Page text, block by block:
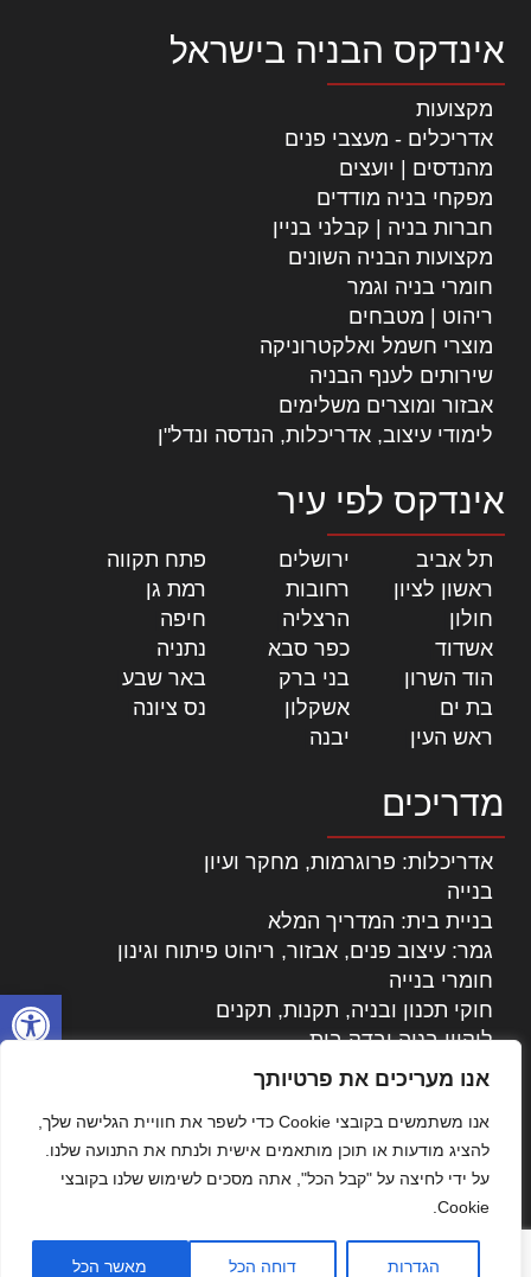
פתח
אנו מעריכים את פרטיותך
אנו משתמשים בקובצי Cookie כדי לשפר את חוויית הגלישה שלך,
להציג מודעות או תוכן מותאמים אישית ולנתח את התנועה שלנו.
על ידי לחיצה על "קבל הכל", אתה מסכים לשימוש שלנו בקובצי
Cookie.
הגדרות דוחה הכל מאשר הכל
אינדקס הבניה בישראל
מקצועות
אדריכלים - מעצבי פנים
מהנדסים | יועצים
מפקחי בניה מודדים
חברות בניה | קבלני בניין
מקצועות הבניה השונים
חומרי בניה וגמר
ריהוט | מטבחים
מוצרי חשמל ואלקטרוניקה
שירותים לענף הבניה
אבזור ומוצרים משלימים
לימודי עיצוב, אדריכלות, הנדסה ונדל"ן
אינדקס לפי עיר
תל אביב ירושלים פתח תקווה
ראשון לציון
רחובות רמת גן
חולון
הרצליה חיפה
אשדוד
כפר סבא נתניה
הוד השרון
בני ברק באר שבע
בת ים
אשקלון נס ציונה
ראש העין
יבנה
מדריכים
אדריכלות: פרוגרמות, מחקר ועיון
בנייה
בניית בית: המדריך המלא
גמר: עיצוב פנים, אבזור, ריהוט פיתוח וגינון
חומרי בנייה
חוקי תכנון ובניה, תקנות, תקנים
ליקויי בניה ובדק בית
נדל"ן: זכויות, אגרות ועסקאות
עקרונות ניהול אחזקה מתקדמות
צילום אדריכלי
שיווק נדלן
שיטות בניה: מפרטים והמלצות
תוכן שיווקי